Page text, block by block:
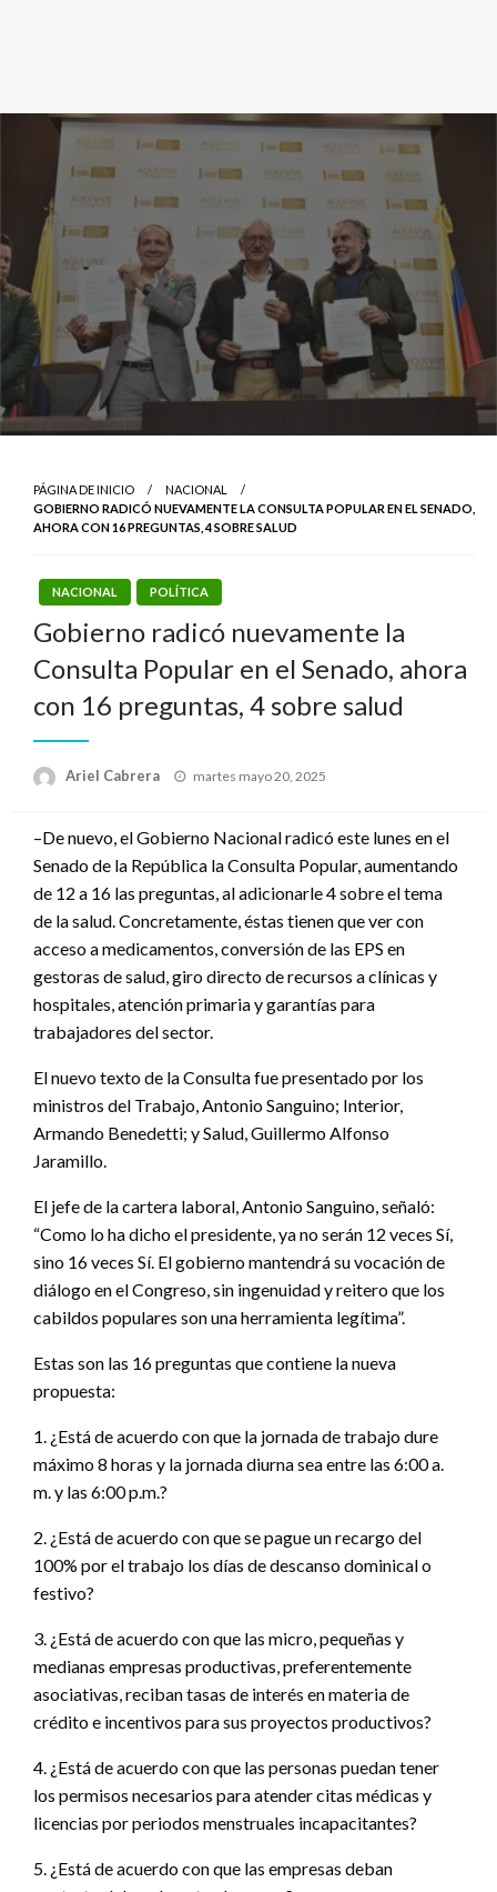
PÁGINA DE INICIO
NACIONAL
GOBIERNO RADICÓ NUEVAMENTE LA CONSULTA POPULAR EN EL SENADO,
AHORA CON 16 PREGUNTAS, 4 SOBRE SALUD
NACIONAL POLÍTICA
Gobierno radicó nuevamente la
Consulta Popular en el Senado, ahora
con 16 preguntas, 4 sobre salud
Ariel Cabrera
Publicado
martes mayo 20, 2025
–De nuevo, el Gobierno Nacional radicó este lunes en el
Senado de la República la Consulta Popular, aumentando
de 12 a 16 las preguntas, al adicionarle 4 sobre el tema
de la salud. Concretamente, éstas tienen que ver con
acceso a medicamentos, conversión de las EPS en
gestoras de salud, giro directo de recursos a clínicas y
hospitales, atención primaria y garantías para
trabajadores del sector.
El nuevo texto de la Consulta fue presentado por los
ministros del Trabajo, Antonio Sanguino; Interior,
Armando Benedetti; y Salud, Guillermo Alfonso
Jaramillo.
El jefe de la cartera laboral, Antonio Sanguino, señaló:
“Como lo ha dicho el presidente, ya no serán 12 veces Sí,
sino 16 veces Sí. El gobierno mantendrá su vocación de
diálogo en el Congreso, sin ingenuidad y reitero que los
cabildos populares son una herramienta legítima”.
Estas son las 16 preguntas que contiene la nueva
propuesta:
1. ¿Está de acuerdo con que la jornada de trabajo dure
máximo 8 horas y la jornada diurna sea entre las 6:00 a.
m. y las 6:00 p.m.?
2. ¿Está de acuerdo con que se pague un recargo del
100% por el trabajo los días de descanso dominical o
festivo?
3. ¿Está de acuerdo con que las micro, pequeñas y
medianas empresas productivas, preferentemente
asociativas, reciban tasas de interés en materia de
crédito e incentivos para sus proyectos productivos?
4. ¿Está de acuerdo con que las personas puedan tener
los permisos necesarios para atender citas médicas y
licencias por periodos menstruales incapacitantes?
5. ¿Está de acuerdo con que las empresas deban